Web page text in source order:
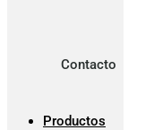
Contacto
Productos